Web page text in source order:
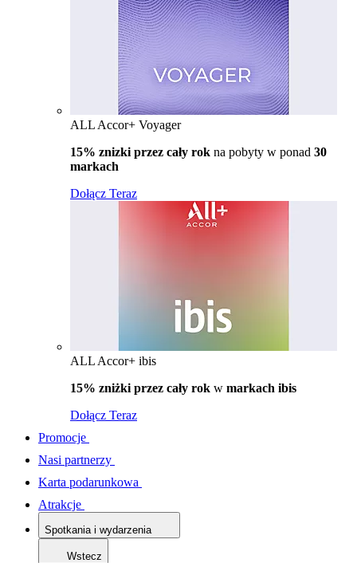
ALL Accor+ Voyager
15% znizki przez cały rok na pobyty w ponad 30
markach
Dołącz Teraz
ALL Accor+ ibis
15% zniżki przez cały rok w markach ibis
Dołącz Teraz
Promocje
Nasi partnerzy
Karta podarunkowa
Atrakcje
Spotkania i wydarzenia
Wstecz